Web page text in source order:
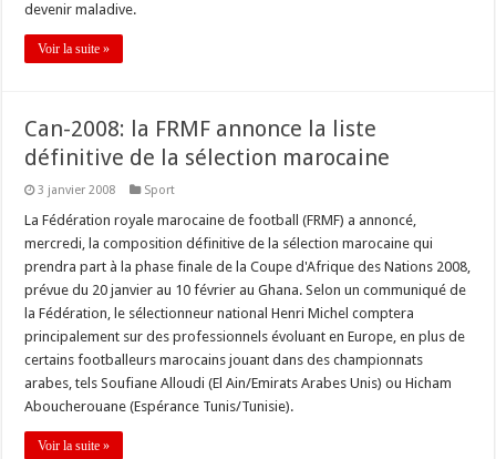
devenir maladive.
Voir la suite »
Can-2008: la FRMF annonce la liste
définitive de la sélection marocaine
3 janvier 2008 Sport
La Fédération royale marocaine de football (FRMF) a annoncé,
mercredi, la composition définitive de la sélection marocaine qui
prendra part à la phase finale de la Coupe d'Afrique des Nations 2008,
prévue du 20 janvier au 10 février au Ghana. Selon un communiqué de
la Fédération, le sélectionneur national Henri Michel comptera
principalement sur des professionnels évoluant en Europe, en plus de
certains footballeurs marocains jouant dans des championnats
arabes, tels Soufiane Alloudi (El Ain/Emirats Arabes Unis) ou Hicham
Aboucherouane (Espérance Tunis/Tunisie).
Voir la suite »